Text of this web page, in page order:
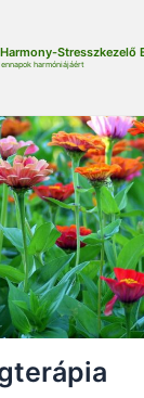
Stresszkezelő
harmóniájáért